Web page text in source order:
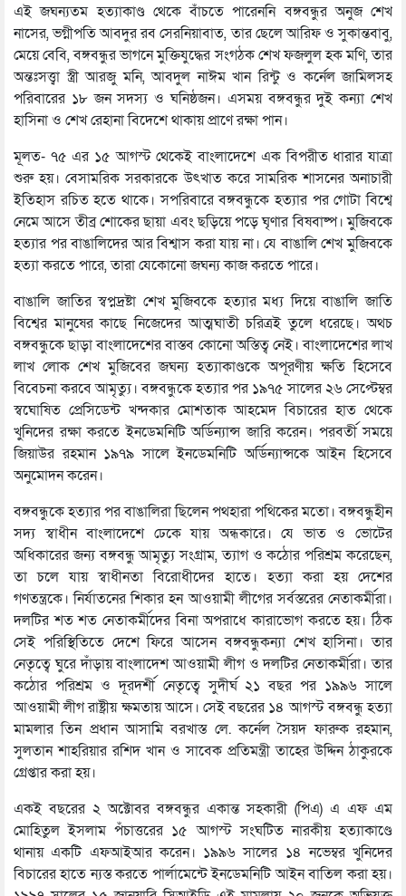
এই জঘন্যতম হত্যাকাণ্ড থেকে বাঁচতে পারেননি বঙ্গবন্ধুর অনুজ শেখ
নাসের, ভগ্নীপতি আবদুর রব সেরনিয়াবাত, তার ছেলে আরিফ ও সুকান্তবাবু,
মেয়ে বেবি, বঙ্গবন্ধুর ভাগনে মুক্তিযুদ্ধের সংগঠক শেখ ফজলুল হক মণি, তার
অন্তঃসত্ত্বা স্ত্রী আরজু মনি, আবদুল নাঈম খান রিন্টু ও কর্নেল জামিলসহ
পরিবারের ১৮ জন সদস্য ও ঘনিষ্ঠজন। এসময় বঙ্গবন্ধুর দুই কন্যা শেখ
হাসিনা ও শেখ রেহানা বিদেশে থাকায় প্রাণে রক্ষা পান।
মূলত- ‌‌‌৭৫ এর ১৫ আগস্ট থেকেই বাংলাদেশে এক বিপরীত ধারার যাত্রা
শুরু হয়। বেসামরিক সরকারকে উৎখাত করে সামরিক শাসনের অনাচারী
ইতিহাস রচিত হতে থাকে। সপরিবারে বঙ্গবন্ধুকে হত্যার পর গোটা বিশ্বে
নেমে আসে তীব্র শোকের ছায়া এবং ছড়িয়ে পড়ে ঘৃণার বিষবাষ্প। মুজিবকে
হত্যার পর বাঙালিদের আর বিশ্বাস করা যায় না। যে বাঙালি শেখ মুজিবকে
হত্যা করতে পারে, তারা যেকোনো জঘন্য কাজ করতে পারে।
বাঙালি জাতির স্বপ্নদ্রষ্টা শেখ মুজিবকে হত্যার মধ্য দিয়ে বাঙালি জাতি
বিশ্বের মানুষের কাছে নিজেদের আত্মঘাতী চরিত্রই তুলে ধরেছে। অথচ
বঙ্গবন্ধুকে ছাড়া বাংলাদেশের বাস্তব কোনো অস্তিত্ব নেই। বাংলাদেশের লাখ
লাখ লোক শেখ মুজিবের জঘন্য হত্যাকাণ্ডকে অপূরণীয় ক্ষতি হিসেবে
বিবেচনা করবে আমৃত্যু। বঙ্গবন্ধুকে হত্যার পর ১৯৭৫ সালের ২৬ সেপ্টেম্বর
স্বঘোষিত প্রেসিডেন্ট খন্দকার মোশতাক আহমেদ বিচারের হাত থেকে
খুনিদের রক্ষা করতে ইনডেমনিটি অর্ডিন্যান্স জারি করেন। পরবর্তী সময়ে
জিয়াউর রহমান ১৯৭৯ সালে ইনডেমনিটি অর্ডিন্যান্সকে আইন হিসেবে
অনুমোদন করেন।
বঙ্গবন্ধুকে হত্যার পর বাঙালিরা ছিলেন পথহারা পথিকের মতো। বঙ্গবন্ধুহীন
সদ্য স্বাধীন বাংলাদেশে ঢেকে যায় অন্ধকারে। যে ভাত ও ভোটের
অধিকারের জন্য বঙ্গবন্ধু আমৃত্যু সংগ্রাম, ত্যাগ ও কঠোর পরিশ্রম করেছেন,
তা চলে যায় স্বাধীনতা বিরোধীদের হাতে। হত্যা করা হয় দেশের
গণতন্ত্রকে। নির্যাতনের শিকার হন আওয়ামী লীগের সর্বস্তরের নেতাকর্মীরা।
দলটির শত শত নেতাকর্মীদের বিনা অপরাধে কারাভোগ করতে হয়। ঠিক
সেই পরিস্থিতিতে দেশে ফিরে আসেন বঙ্গবন্ধুকন্যা শেখ হাসিনা। তার
নেতৃত্বে ঘুরে দাঁড়ায় বাংলাদেশ আওয়ামী লীগ ও দলটির নেতাকর্মীরা। তার
কঠোর পরিশ্রম ও দূরদর্শী নেতৃত্বে সুদীর্ঘ ২১ বছর পর ১৯৯৬ সালে
আওয়ামী লীগ রাষ্ট্রীয় ক্ষমতায় আসে। সেই বছরের ১৪ আগস্ট বঙ্গবন্ধু হত্যা
মামলার তিন প্রধান আসামি বরখাস্ত লে. কর্নেল সৈয়দ ফারুক রহমান,
সুলতান শাহরিয়ার রশিদ খান ও সাবেক প্রতিমন্ত্রী তাহের উদ্দিন ঠাকুরকে
গ্রেপ্তার করা হয়।
একই বছরের ২ অক্টোবর বঙ্গবন্ধুর একান্ত সহকারী (পিএ) এ এফ এম
মোহিতুল ইসলাম পঁচাত্তরের ১৫ আগস্ট সংঘটিত নারকীয় হত্যাকাণ্ডে
থানায় একটি এফআইআর করেন। ১৯৯৬ সালের ১৪ নভেম্বর খুনিদের
বিচারের হাতে ন্যস্ত করতে পার্লামেন্টে ইনডেমনিটি আইন বাতিল করা হয়।